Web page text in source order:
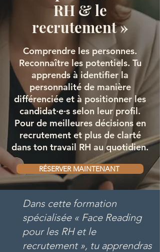
RH & le
recrutement »
Comprendre les personnes.
Reconnaître les potentiels. Tu
apprends à identifier la
personnalité de manière
différenciée et à positionner les
candidat·e·s selon leur profil.
Pour de meilleures décisions en
recrutement et plus de clarté
dans ton travail RH au quotidien.
RÉSERVER MAINTENANT
Dans cette formation
spécialisée « Face Reading
pour les RH et le
recrutement », tu apprendras